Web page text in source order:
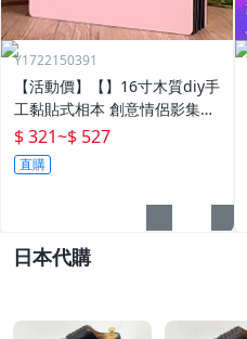
Y1722150391
【活動價】【】16寸木質diy手
工黏貼式相本 創意情侶影集紀
念收藏冊送男女朋友
$ 321~$ 527
直購
日本代購